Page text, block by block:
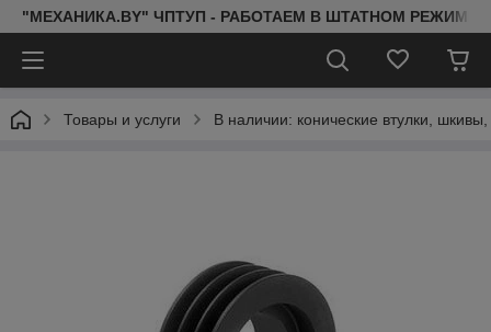
"МЕХАНИКА.BY" ЧПТУП - РАБОТАЕМ В ШТАТНОМ РЕЖИМЕ
Товары и услуги В наличии: конические втулки,